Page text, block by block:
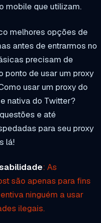
mobile que utilizam.
melhores opções de
antes de entrarmos no
precisam de
ponto de usar um proxy
usar um proxy do
nativa do Twitter?
e até
para seu proxy
lá!
: As
são apenas para fins
ninguém a usar
ilegais.